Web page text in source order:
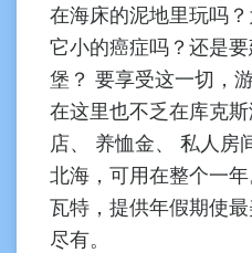
在海床的泥地里玩吗
它小的癌症吗？还是
堡？ 要享受这一切，
在这里也不乏在库克
店、 养恤金、 私人房
北海，可用在整个一
瓦特，提供年假期使
尽有。